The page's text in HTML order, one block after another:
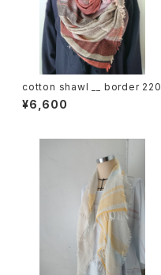
cotton shawl __ border 220
¥6,600